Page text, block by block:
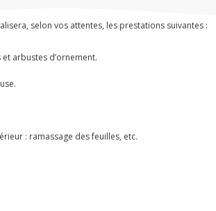
selon vos attentes, les prestations suivantes :
et arbustes d’ornement.
: ramassage des feuilles, etc.